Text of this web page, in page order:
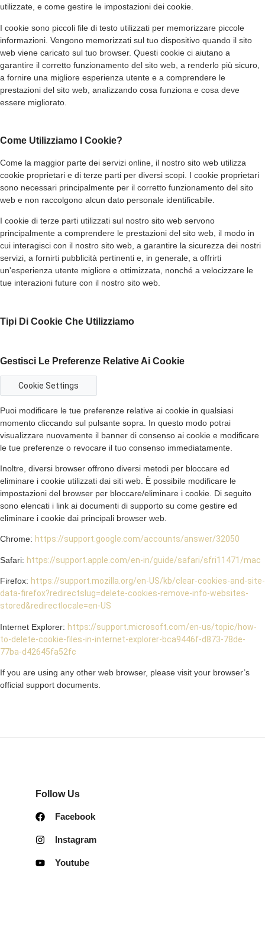
utilizzate, e come gestire le impostazioni dei cookie.
I cookie sono piccoli file di testo utilizzati per memorizzare piccole
informazioni. Vengono memorizzati sul tuo dispositivo quando il sito
web viene caricato sul tuo browser. Questi cookie ci aiutano a
garantire il corretto funzionamento del sito web, a renderlo più sicuro,
a fornire una migliore esperienza utente e a comprendere le
prestazioni del sito web, analizzando cosa funziona e cosa deve
essere migliorato.
Come Utilizziamo I Cookie?
Come la maggior parte dei servizi online, il nostro sito web utilizza
cookie proprietari e di terze parti per diversi scopi. I cookie proprietari
sono necessari principalmente per il corretto funzionamento del sito
web e non raccolgono alcun dato personale identificabile.
I cookie di terze parti utilizzati sul nostro sito web servono
principalmente a comprendere le prestazioni del sito web, il modo in
cui interagisci con il nostro sito web, a garantire la sicurezza dei nostri
servizi, a fornirti pubblicità pertinenti e, in generale, a offrirti
un'esperienza utente migliore e ottimizzata, nonché a velocizzare le
tue interazioni future con il nostro sito web.
Tipi Di Cookie Che Utilizziamo
Gestisci Le Preferenze Relative Ai Cookie
Cookie Settings
Puoi modificare le tue preferenze relative ai cookie in qualsiasi
momento cliccando sul pulsante sopra. In questo modo potrai
visualizzare nuovamente il banner di consenso ai cookie e modificare
le tue preferenze o revocare il tuo consenso immediatamente.
Inoltre, diversi browser offrono diversi metodi per bloccare ed
eliminare i cookie utilizzati dai siti web. È possibile modificare le
impostazioni del browser per bloccare/eliminare i cookie. Di seguito
sono elencati i link ai documenti di supporto su come gestire ed
eliminare i cookie dai principali browser web.
Chrome: https://support.google.com/accounts/answer/32050
Safari: https://support.apple.com/en-in/guide/safari/sfri11471/mac
Firefox: https://support.mozilla.org/en-US/kb/clear-cookies-and-site-
data-firefox?redirectslug=delete-cookies-remove-info-websites-
stored&redirectlocale=en-US
Internet Explorer: https://support.microsoft.com/en-us/topic/how-
to-delete-cookie-files-in-internet-explorer-bca9446f-d873-78de-
77ba-d42645fa52fc
If you are using any other web browser, please visit your browser’s
official support documents.
Follow Us
Facebook
Instagram
Youtube